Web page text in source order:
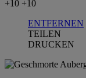
+10 +10
ENTFERNEN
TEILEN
DRUCKEN